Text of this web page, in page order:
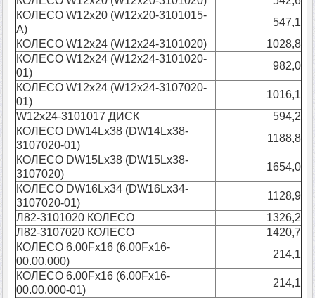
КОЛЕСО W12х20 (W12х20-3101015-
А)
547,1
КОЛЕСО W12х24 (W12x24-3101020)
1028,8
КОЛЕСО W12х24 (W12х24-3101020-
01)
982,0
КОЛЕСО W12х24 (W12х24-3107020-
01)
1016,1
W12x24-3101017 ДИСК
594,2
КОЛЕСО DW14Lx38 (DW14Lx38-
3107020-01)
1188,8
КОЛЕСО DW15Lх38 (DW15Lх38-
3107020)
1654,0
КОЛЕСО DW16Lx34 (DW16Lx34-
3107020-01)
1128,9
Л82-3101020 КОЛЕСО
1326,2
Л82-3107020 КОЛЕСО
1420,7
КОЛЕСО 6.00Fx16 (6.00Fx16-
00.00.000)
214,1
КОЛЕСО 6.00Fx16 (6.00Fx16-
00.00.000-01)
214,1